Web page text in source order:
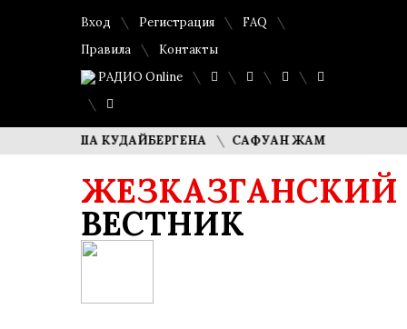
Вход Регистрация
FAQ
Правила
Контакты
РАДИО Online
КУДАЙБЕРГЕНА САФУАН ЖАМПЕИСОВ: «МЫ
ЖЕЗКАЗГАНСКИЙ
ВЕСТНИК